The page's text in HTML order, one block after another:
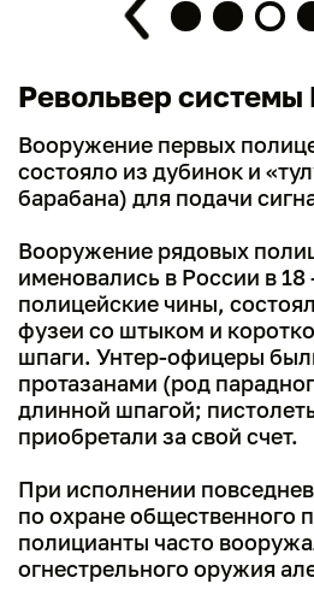
Револьвер системы
Вооружение первых
состояло из дубинок и
барабана) для подачи
Вооружение рядовых
именовались в России в 18
полицейские чины,
фузеи со штыком и
шпаги. Унтер-офицеры
протазанами (род
длинной шпагой;
приобретали за свой счет.
При исполнении
по охране общественного
полицианты часто
огнестрельного оружия